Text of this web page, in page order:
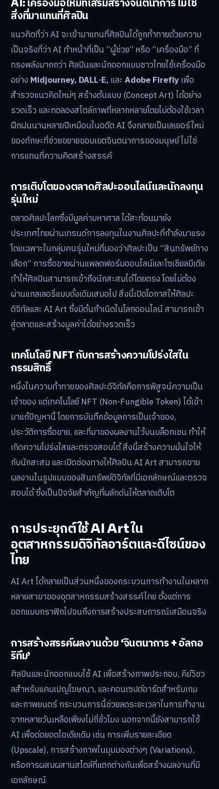
AI: เครื่องมือใหม่ที่เสริมสร้างจินตนาการ ไม่ใช่
สิ่งที่มาแทนที่ศิลปิน
แนวคิดที่ว่า AI จะเข้ามาแทนที่ศิลปินได้ถูกท้าทายด้วยความ
เป็นจริงที่ว่า AI ทำหน้าที่เป็น “ผู้ช่วย” หรือ “เครื่องมือ” ที่
ทรงพลังมากกว่า ศิลปินและนักออกแบบชาวไทยใช้เครื่องมือ
อย่าง Midjourney, DALL·E, และAdobe Fireflyเพื่อ
สำรวจแนวคิดใหม่ๆ สร้างต้นแบบ (Concept Art) ได้อย่าง
รวดเร็ว และทดลองสไตล์ภาพที่หลากหลายโดยไม่ต้องใช้เวลา
ฝึกฝนนานหลายปีเหมือนในอดีต AI จึงกลายเป็นเลเยอร์ใหม่
ของทักษะที่ช่วยขยายขอบเขตจินตนาการของมนุษย์ ไม่ใช่
การแทนที่ความคิดสร้างสรรค์
การเติบโตของตลาดศิลปะออนไลน์และนักลงทุน
รุ่นใหม่
ตลาดศิลปะโลกซึ่งมีมูลค่ามหาศาล ได้สะท้อนมายัง
ประเทศไทยผ่านเทรนด์การลงทุนในงานศิลปะที่กำลังมาแรง
โดยเฉพาะในกลุ่มคนรุ่นใหม่ที่มองว่าศิลปะเป็น “สินทรัพย์ทาง
เลือก” การซื้อขายผ่านแพลตฟอร์มออนไลน์และโซเชียลมีเดีย
ทำให้ศิลปินสามารถเข้าถึงนักสะสมได้โดยตรง โดยไม่ต้อง
ผ่านแกลเลอรี่แบบดั้งเดิมเสมอไป สิ่งนี้เปิดโอกาสให้ศิลปะ
ดิจิทัลและ AI Art ซึ่งมีต้นกำเนิดในโลกออนไลน์ สามารถเข้า
สู่ตลาดและสร้างมูลค่าได้อย่างรวดเร็ว
เทคโนโลยี NFT กับการสร้างความโปร่งใสใน
กรรมสิทธิ์
หนึ่งในความท้าทายของศิลปะดิจิทัลคือการพิสูจน์ความเป็น
เจ้าของ แต่เทคโนโลยี NFT (Non-Fungible Token) ได้เข้า
มาแก้ปัญหานี้ โดยการบันทึกข้อมูลการเป็นเจ้าของ,
ประวัติการซื้อขาย, และที่มาของผลงานไว้บนบล็อกเชน ทำให้
เกิดความโปร่งใสและตรวจสอบได้ สิ่งนี้สร้างความมั่นใจให้
กับนักสะสม และเปิดช่องทางให้ศิลปิน AI Art สามารถขาย
ผลงานในรูปแบบของสินทรัพย์ดิจิทัลที่มีเอกลักษณ์และตรวจ
สอบได้ ซึ่งเป็นปัจจัยสำคัญที่ผลักดันให้ตลาดเติบโต
การประยุกต์ใช้ AI Art ใน
อุตสาหกรรมดิจิทัลอาร์ตและดีไซน์ของ
ไทย
AI Art ได้กลายเป็นส่วนหนึ่งของกระบวนการทำงานในหลาก
หลายสาขาของอุตสาหกรรมสร้างสรรค์ไทย ตั้งแต่การ
ออกแบบกราฟิกไปจนถึงการสร้างประสบการณ์เสมือนจริง
การสร้างสรรค์ผลงานด้วย ‘จินตนาการ + อัลกอ
ริทึม’
ศิลปินและนักออกแบบใช้ AI เพื่อสร้างภาพประกอบ, คีย์วิชว
ลสำหรับแคมเปญโฆษณา, และคอนเซปต์อาร์ตสำหรับเกม
และภาพยนตร์ กระบวนการนี้ช่วยลดระยะเวลาในการทำงาน
จากหลายวันเหลือเพียงไม่กี่ชั่วโมง นอกจากนี้ยังสามารถใช้
AI เพื่อต่อยอดไอเดียเดิม เช่น การเพิ่มรายละเอียด
(Upscale), การสร้างภาพในมุมมองต่างๆ (Variations),
หรือการผสมผสานสไตล์ที่แตกต่างกันเพื่อสร้างผลงานที่มี
เอกลักษณ์